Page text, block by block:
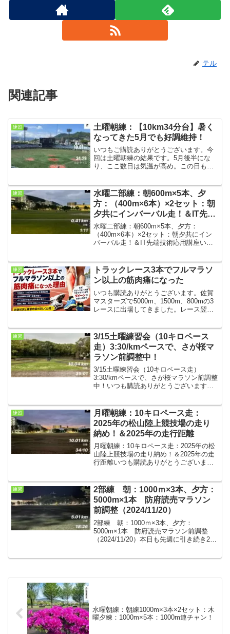
テル
関連記事
練習
土曜朝練：【10km34分台】暑く
なってきた5月でも好調維持！
いつもご購読ありがとうございます。今
回は土曜朝練の結果です。5月後半にな
り、ここ数日は気温が高め。この日も暑
結果は…10km 34分29秒（3:27/km）と気
温の割...
練習
水曜二部練：朝600m×5本、夕
方：（400m×6本）×2セット：朝
夕共にインバーバル走！＆IT先端
技術応用講座
水曜二部練：朝600m×5本、夕方：
（400m×6本）×2セット：朝夕共にイン
バーバル走！＆IT先端技術応用講座いつ
は曇り。若干、気温は下がってきたよう
な。朝練条件・気...
練習
トラックレース3本でフルマラソ
ン以上の筋肉痛になった
いつも購読ありがとうございます。佐賀
マスターズで5000m、1500m、800mの3
レースに出場してきました。レース翌日
着いていました。しかし、その代わりに
予想外の問題...
練習
3/15土曜練習会（10キロペース
走）3:30/kmペースで、さが桜マ
ラソン前調整中！
3/15土曜練習会（10キロペース走）
3:30/kmペースで、さが桜マラソン前調整
中！いつも購読ありがとうございます。
調に調整中です。その前に、3/20（木）
の波佐見...
練習
月曜朝練：10キロペース走：
2025年の松山陸上競技場の走り
納め！＆2025年の走行距離
月曜朝練：10キロペース走：2025年の松
山陸上競技場の走り納め！＆2025年の走
行距離いつも購読ありがとうございま
ていましたが、中1日で体力回復したの
で、ペース走...
練習
2部練 朝：1000ｍ×3本、夕方：
5000m×1本 防府読売マラソン
前調整（2024/11/20）
2部練 朝：1000ｍ×3本、夕方：
5000m×1本 防府読売マラソン前調整
（2024/11/20）本日も先週に引き続き2部
水曜朝練：朝練1000m×3本×2セット：木
曜夕練：1000m×5本：1000m連チャン！